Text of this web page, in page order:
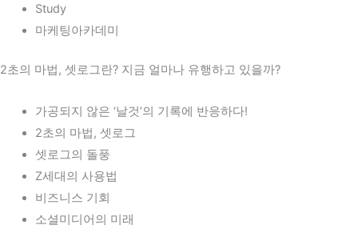
Study
마케팅아카데미
2초의 마법, 셋로그란? 지금 얼마나 유행하고 있을까?
가공되지 않은 ‘날것’의 기록에 반응하다!
2초의 마법, 셋로그
셋로그의 돌풍
Z세대의 사용법
비즈니스 기회
소셜미디어의 미래